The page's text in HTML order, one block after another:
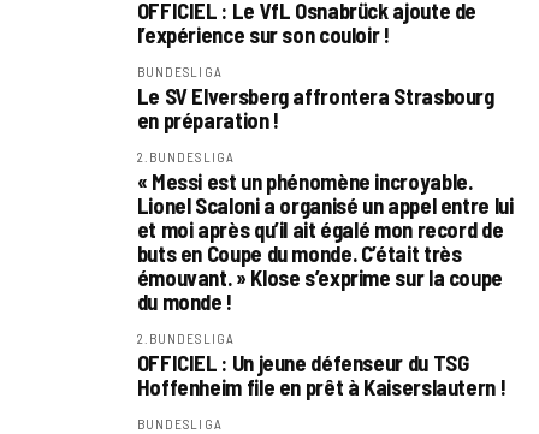
OFFICIEL : Le VfL Osnabrück ajoute de
l’expérience sur son couloir !
BUNDESLIGA
Le SV Elversberg affrontera Strasbourg
en préparation !
2.BUNDESLIGA
« Messi est un phénomène incroyable.
Lionel Scaloni a organisé un appel entre lui
et moi après qu’il ait égalé mon record de
buts en Coupe du monde. C’était très
émouvant. » Klose s’exprime sur la coupe
du monde !
2.BUNDESLIGA
OFFICIEL : Un jeune défenseur du TSG
Hoffenheim file en prêt à Kaiserslautern !
BUNDESLIGA